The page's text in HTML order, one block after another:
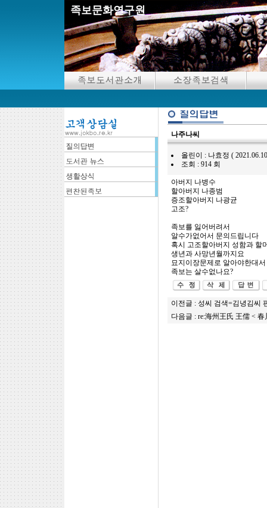
족보문화연구원
나주나씨
올린이 : 나효정 (
조회 : 914 회
아버지 나병수
할아버지 나종범
증조할아버지 나광균
고조?
족보를 잃어버려서
알수가없어서 문의드립니다
혹시 고조할아버지 성함과 할
생년과 사망년월까지요
묘지이장문제로 알아야한대
족보는 살수없나요?
이전글 : 성씨 검색=김녕김씨
다음글 : re:海州王氏 王儒 <